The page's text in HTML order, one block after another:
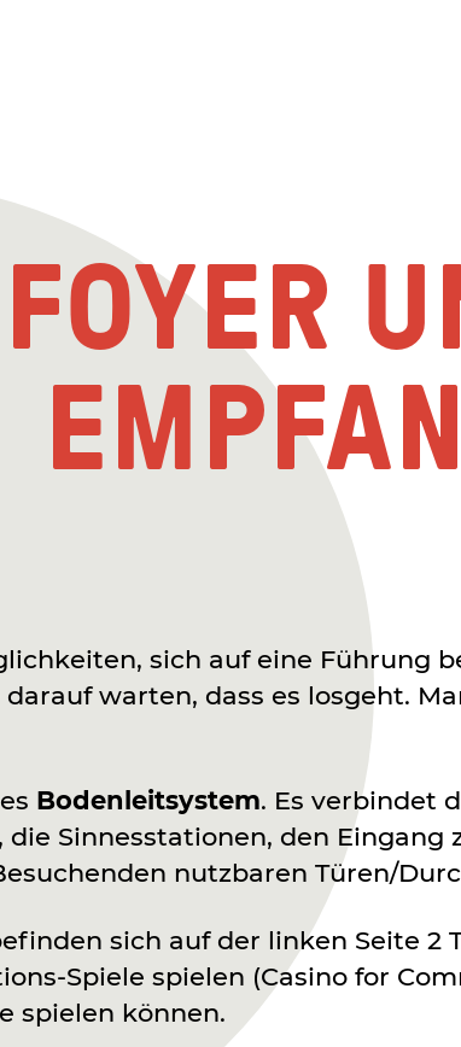
sich auf eine Führung
warten, dass es losgeht.
Bodenleitsystem. Es verbindet
Sinnesstationen, den Eingang
nutzbaren Türen/
sich auf der linken Seite 2
Spiele spielen (Casino for
spielen können.